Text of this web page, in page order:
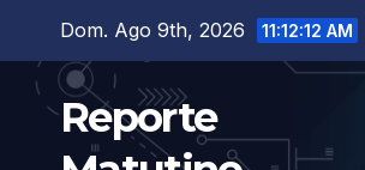
contenido
Dom. Ago 9th, 2026 11:12:14 AM
Reporte